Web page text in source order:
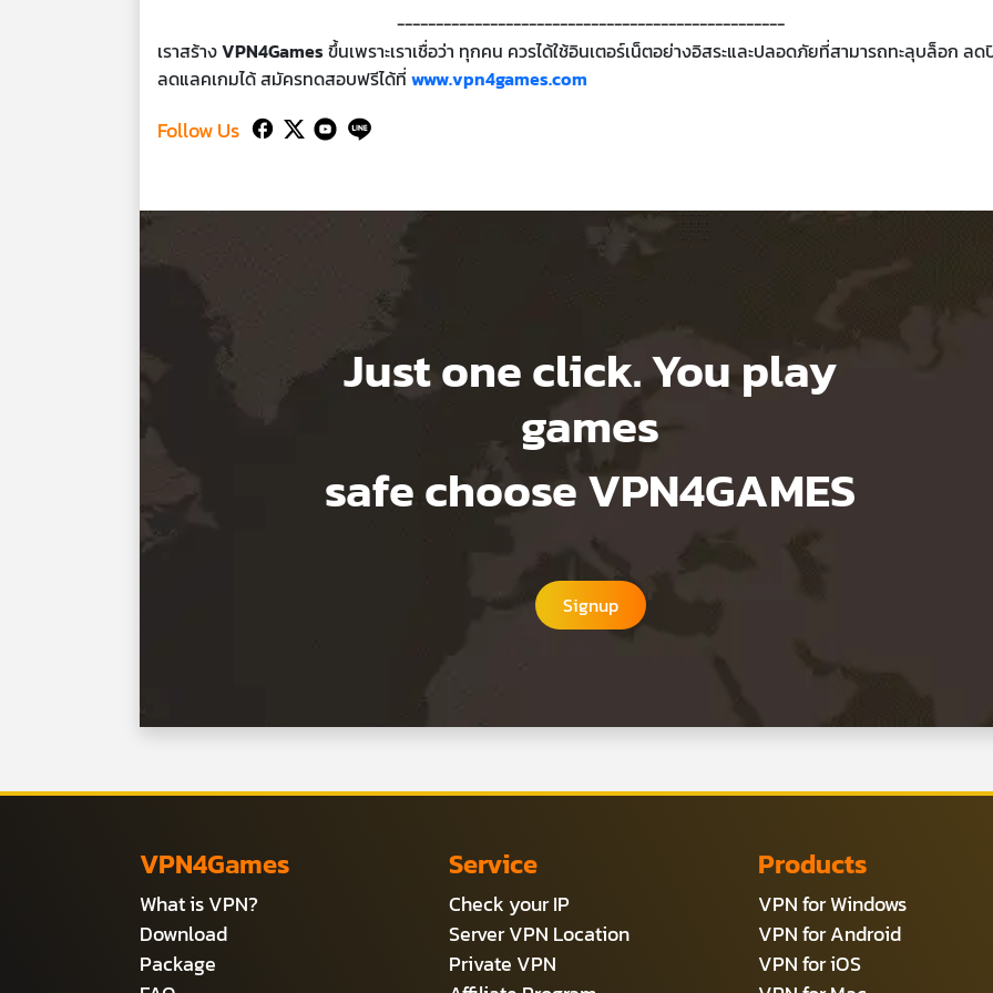
--------------------------------------------------
เราสร้างVPN4Gamesขึ้นเพราะเราเชื่อว่า ทุกคน ควรได้ใช้อินเตอร์เน็ตอย่างอิสระและปลอดภัยที่สามารถทะลุบล็อก ลด
ลดแลคเกมได้ สมัครทดสอบฟรีได้ที่ www.vpn4games.com
Follow Us
Just one click. You play
games
safe choose VPN4GAMES
Signup
VPN4Games
What is VPN?
Download
Package
Service
Check your IP
Server VPN Location
Private VPN
Products
VPN for Windows
VPN for Android
VPN for iOS